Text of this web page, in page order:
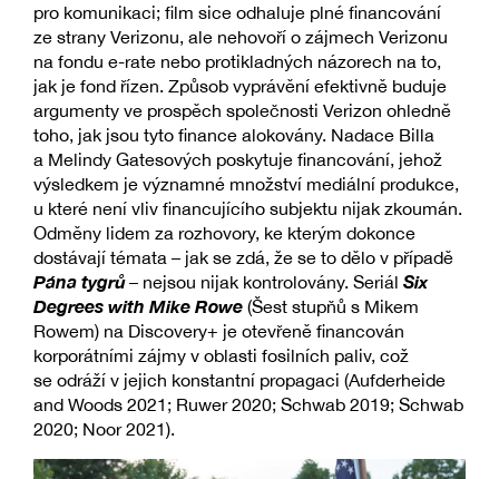
pro komunikaci; film sice odhaluje plné financování
ze strany Verizonu, ale nehovoří o zájmech Verizonu
na fondu e-rate nebo protikladných názorech na to,
jak je fond řízen. Způsob vyprávění efektivně buduje
argumenty ve prospěch společnosti Verizon ohledně
toho, jak jsou tyto finance alokovány. Nadace Billa
a Melindy Gatesových poskytuje financování, jehož
výsledkem je významné množství mediální produkce,
u které není vliv financujícího subjektu nijak zkoumán.
Odměny lidem za rozhovory, ke kterým dokonce
dostávají témata – jak se zdá, že se to dělo v případě
Pána tygrů– nejsou nijak kontrolovány. Seriál Six
Degrees with Mike Rowe (Šest stupňů s Mikem
Rowem) na Discovery+ je otevřeně financován
korporátními zájmy v oblasti fosilních paliv, což
se odráží v jejich konstantní propagaci (Aufderheide
and Woods 2021; Ruwer 2020; Schwab 2019; Schwab
2020; Noor 2021).